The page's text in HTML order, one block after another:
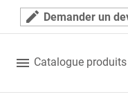
mode_edit Demander un
 Catalogue produits